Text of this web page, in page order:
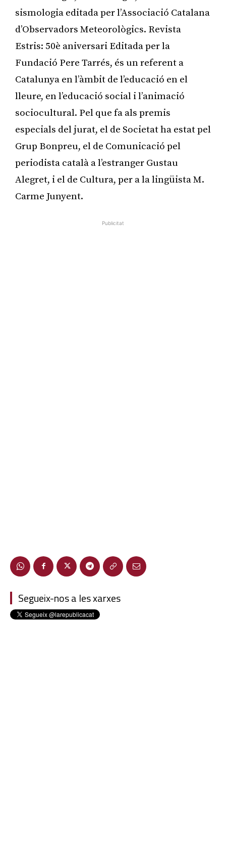
sismologia editada per l’Associació Catalana
d’Observadors Meteorològics. Revista
Estris: 50è aniversari Editada per la
Fundació Pere Tarrés, és un referent a
Catalunya en l’àmbit de l’educació en el
lleure, en l’educació social i l’animació
sociocultural. Pel que fa als premis
especials del jurat, el de Societat ha estat pel
Grup Bonpreu, el de Comunicació pel
periodista català a l’estranger Gustau
Alegret, i el de Cultura, per a la lingüista M.
Carme Junyent.
Publicitat
Segueix-nos a les xarxes